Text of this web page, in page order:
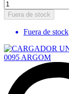
Fuera de stock
Fuera de stock